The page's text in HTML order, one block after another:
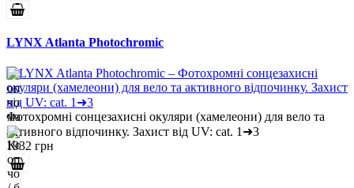
LYNX Atlanta Photochromic
Фотохромні сонцезахисні окуляри (хамелеони) для вело та
активного відпочинку. Захист від UV: cat. 1➜3
1932 грн